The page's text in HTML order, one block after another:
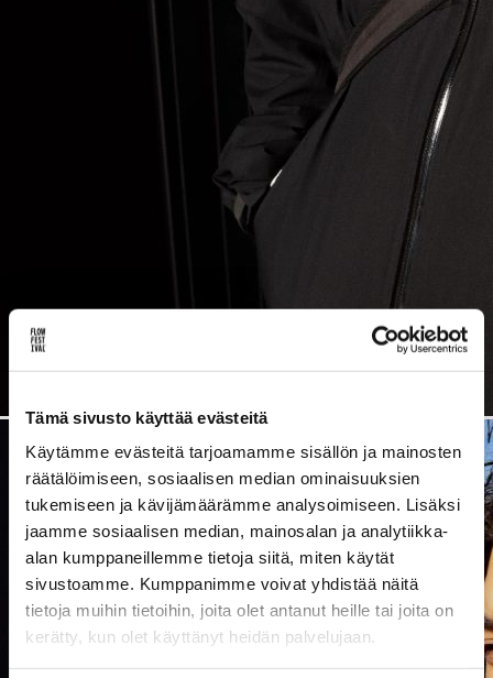
Tämä sivusto käyttää evästeitä
Käytämme evästeitä tarjoamamme sisällön ja mainosten
räätälöimiseen, sosiaalisen median ominaisuuksien
tukemiseen ja kävijämäärämme analysoimiseen. Lisäksi
jaamme sosiaalisen median, mainosalan ja analytiikka-
alan kumppaneillemme tietoja siitä, miten käytät
sivustoamme. Kumppanimme voivat yhdistää näitä
tietoja muihin tietoihin, joita olet antanut heille tai joita on
kerätty, kun olet käyttänyt heidän palvelujaan.
Sustainable Flow
Uutiset
Lue uusimmat
[YOUTUBE]